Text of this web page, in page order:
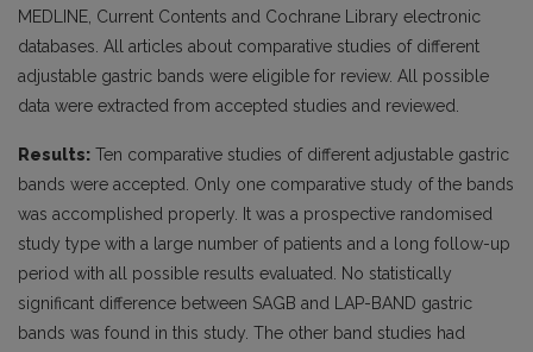
MEDLINE, Current Contents and Cochrane Library electronic
databases. All articles about comparative studies of different
adjustable gastric bands were eligible for review. All possible
data were extracted from accepted studies and reviewed.
Results: Ten comparative studies of different adjustable gastric
bands were accepted. Only one comparative study of the bands
was accomplished properly. It was a prospective randomised
study type with a large number of patients and a long follow-up
period with all possible results evaluated. No statistically
significant difference between SAGB and LAP-BAND gastric
bands was found in this study. The other band studies had